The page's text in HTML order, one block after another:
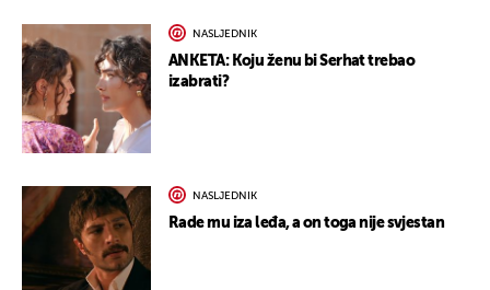
NASLJEDNIK
ANKETA: Koju ženu bi Serhat trebao
izabrati?
NASLJEDNIK
Rade mu iza leđa, a on toga nije svjestan